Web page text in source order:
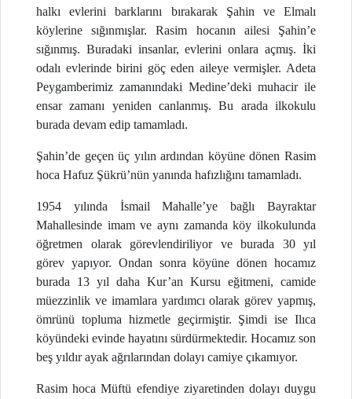
halkı evlerini barklarını bırakarak Şahin ve Elmalı
köylerine sığınmışlar. Rasim hocanın ailesi Şahin’e
sığınmış. Buradaki insanlar, evlerini onlara açmış. İki
odalı evlerinde birini göç eden aileye vermişler. Adeta
Peygamberimiz zamanındaki Medine’deki muhacir ile
ensar zamanı yeniden canlanmış. Bu arada ilkokulu
burada devam edip tamamladı.
Şahin’de geçen üç yılın ardından köyüne dönen Rasim
hoca Hafuz Şükrü’nün yanında hafızlığını tamamladı.
1954 yılında İsmail Mahalle’ye bağlı Bayraktar
Mahallesinde imam ve aynı zamanda köy ilkokulunda
öğretmen olarak görevlendiriliyor ve burada 30 yıl
görev yapıyor. Ondan sonra köyüne dönen hocamız
burada 13 yıl daha Kur’an Kursu eğitmeni, camide
müezzinlik ve imamlara yardımcı olarak görev yapmış,
ömrünü topluma hizmetle geçirmiştir. Şimdi ise Ilıca
köyündeki evinde hayatını sürdürmektedir. Hocamız son
beş yıldır ayak ağrılarından dolayı camiye çıkamıyor.
Rasim hoca Müftü efendiye ziyaretinden dolayı duygu